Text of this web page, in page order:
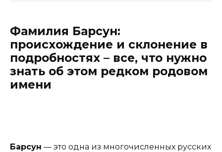
Фамилия Барсун:
происхождение и склонение в
подробностях – все, что нужно
знать об этом редком родовом
имени
Барсун — это одна из многочисленных русских